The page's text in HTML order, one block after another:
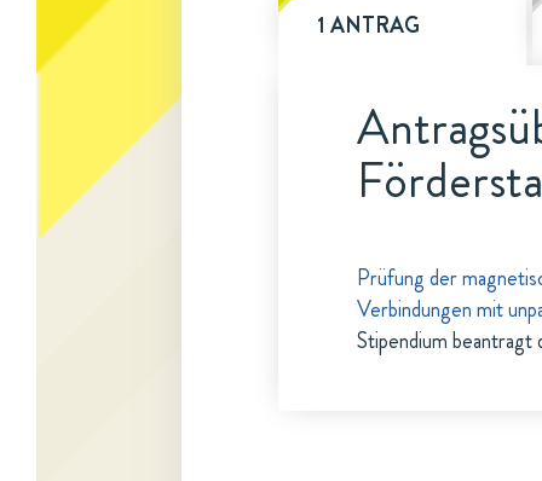
1 ANTRAG
Prüfung der
Verbindungen mit
Stipendium beantragt